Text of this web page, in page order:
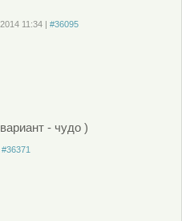
11:34 |#36095
- чудо )
#36371